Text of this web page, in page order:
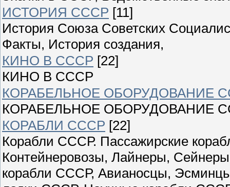
ИСТОРИЯ СССР [11]
История Союза Советских
Факты, История создания,
КИНО В СССР [22]
КИНО В СССР
КОРАБЕЛЬНОЕ ОБОРУДОВАНИЕ
КОРАБЕЛЬНОЕ ОБОРУДОВАНИЕ
КОРАБЛИ СССР [22]
Корабли СССР. Пассажирские
Контейнеровозы, Лайнеры,
корабли СССР, Авианосцы,